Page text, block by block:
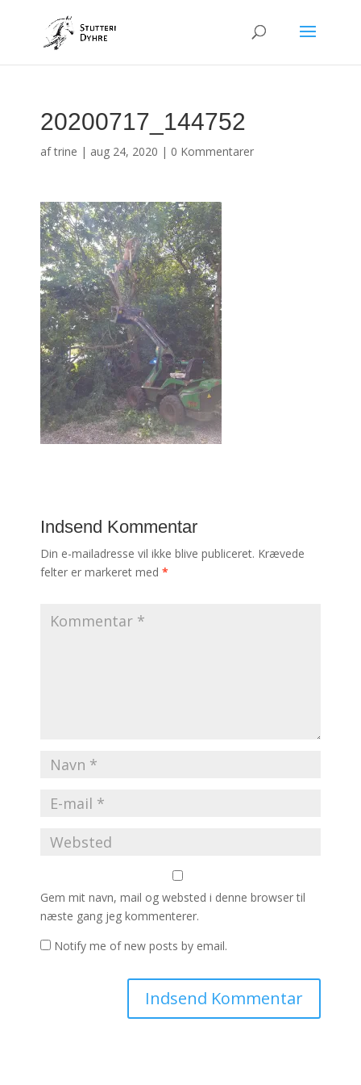
20200717_144752
aftrine | aug 24, 2020 | 0 Kommentarer
Indsend Kommentar
Din e-mailadresse vil ikke blive publiceret. Krævede
felter er markeret med *
Gem mit navn, mail og websted i denne browser til
næste gang jeg kommenterer.
Notify me of new posts by email.